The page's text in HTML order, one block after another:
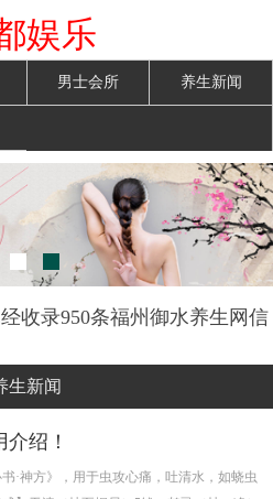
娱乐
男士会所 养生新闻
收录950条福州御水养生网信
生新闻
绍！
·神方》，用于虫攻心痛，吐清水，如蛲虫